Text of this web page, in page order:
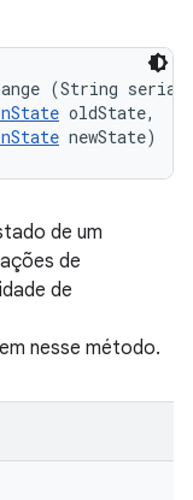
(String
oldState,
newState)
de um
de
de
nesse método.